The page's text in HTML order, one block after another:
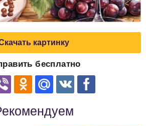
картинку
бесплатно